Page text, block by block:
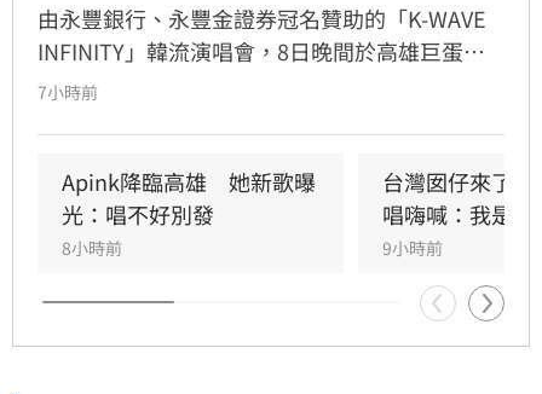
由永豐銀行、永豐金證券冠名贊助的「K-WAVE
INFINITY」韓流演唱會，8日晚間於高雄巨蛋熱
力開唱，集結NEWBEAT、FLARE U、CRAVITY、
熱情應援，尖叫與歡呼聲一路未停，最後由
HIGHLIGHT壓軸接管舞台，將現場氣氛推向最高
潮。
7小時前
Apink降臨高雄　她新歌曝
光：唱不好別發
8小時前
台灣囡仔來了
唱嗨喊：我是誰
9小時前